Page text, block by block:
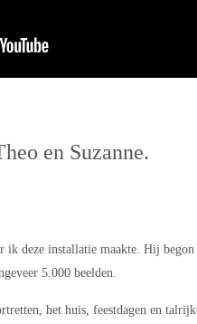
en Suzanne.
ik deze installatie maakte. Hij
5.000 beelden.
het huis, feestdagen en